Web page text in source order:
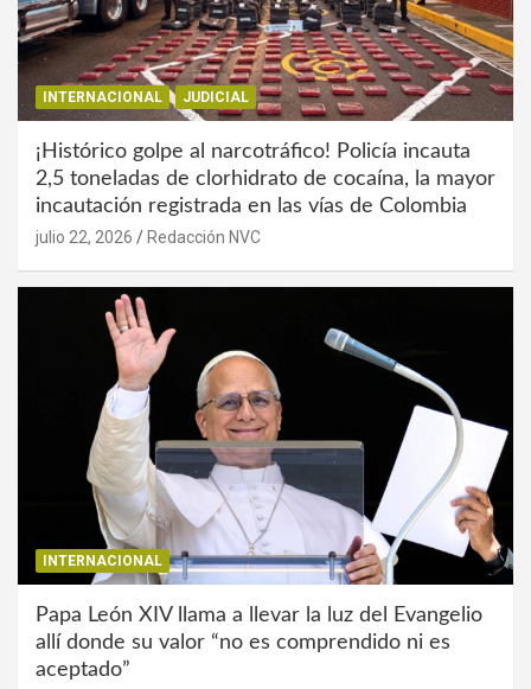
INTERNACIONAL JUDICIAL
¡Histórico golpe al narcotráfico! Policía incauta
2,5 toneladas de clorhidrato de cocaína, la mayor
incautación registrada en las vías de Colombia
julio 22, 2026 Redacción NVC
INTERNACIONAL
Papa León XIV llama a llevar la luz del Evangelio
allí donde su valor “no es comprendido ni es
aceptado”